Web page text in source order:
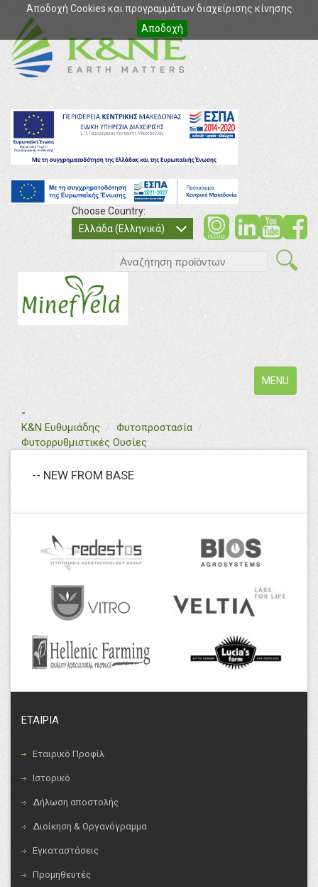
Αποδοχή Cookies και προγραμμάτων διαχείρισης κίνησης
Αποδοχή
Choose Country:
Ελλάδα (Ελληνικά)
Toggle
navigation
MENU
-
Κ&Ν Ευθυμιάδης textΦυτοπροστασία
Φυτορρυθμιστικές Ουσίες
-- NEW FROM BASE
ΕΤΑΙΡΙΑ
Εταιρικό Προφίλ
Ιστορικό
Δήλωση αποστολής
Διοίκηση & Οργανόγραμμα
Εγκαταστάσεις
Προμηθευτές